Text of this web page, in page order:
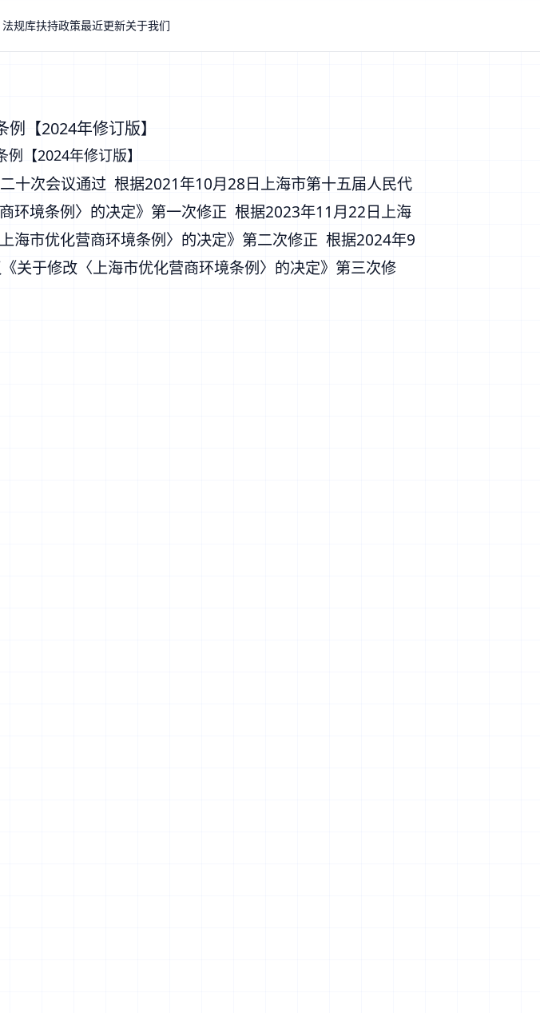
法规库扶持政策最近更新关于我们
【2024年修订版】
【2024年修订版】
十次会议通过 根据2021年10月28日上海市第十五届人民代
环境条例〉的决定》第一次修正 根据2023年11月22日上海
海市优化营商环境条例〉的决定》第二次修正 根据2024年9
关于修改〈上海市优化营商环境条例〉的决定》第三次修